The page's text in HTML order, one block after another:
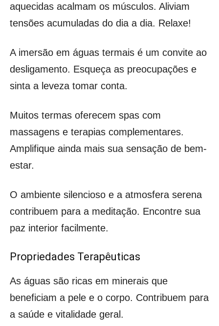
aquecidas acalmam os músculos. Aliviam
tensões acumuladas do dia a dia. Relaxe!
A imersão em águas termais é um convite ao
desligamento. Esqueça as preocupações e
sinta a leveza tomar conta.
Muitos termas oferecem spas com
massagens e terapias complementares.
Amplifique ainda mais sua sensação de bem-
estar.
O ambiente silencioso e a atmosfera serena
contribuem para a meditação. Encontre sua
paz interior facilmente.
Propriedades Terapêuticas
As águas são ricas em minerais que
beneficiam a pele e o corpo. Contribuem para
a saúde e vitalidade geral.